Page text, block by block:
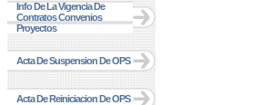
Info De La Vigencia De
Contratos Convenios
Proyectos
Acta De Suspension De OPS
Acta De Reiniciacion De OPS